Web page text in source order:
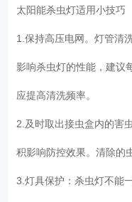
太阳能杀虫灯适用小技巧
1.保持高压电网。灯管清
影响杀虫灯的性能，建议
应提高清洗频率。
2.及时取出接虫盒内的害
积影响防控效果。清除的
3.灯具保护：杀虫灯不能